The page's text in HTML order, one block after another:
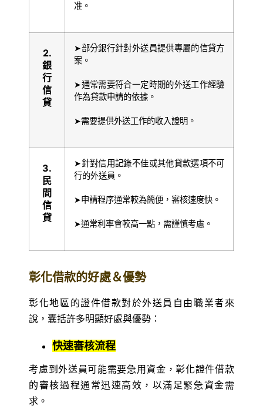
准。
2.
銀
行
信
貸
➤部分銀行針對外送員提供專屬的信貸方
案。
➤通常需要符合一定時期的外送工作經驗
作為貸款申請的依據。
➤需要提供外送工作的收入證明。
3.
民
間
信
貸
➤針對信用記錄不佳或其他貸款選項不可
行的外送員。
➤申請程序通常較為簡便，審核速度快。
➤通常利率會較高一點，需謹慎考慮。
彰化借款的好處＆優勢
彰化地區的證件借款對於外送員自由職業者來
說，囊括許多明顯好處與優勢：
快速審核流程
考慮到外送員可能需要急用資金，彰化證件借款
的審核過程通常迅速高效，以滿足緊急資金需
求。